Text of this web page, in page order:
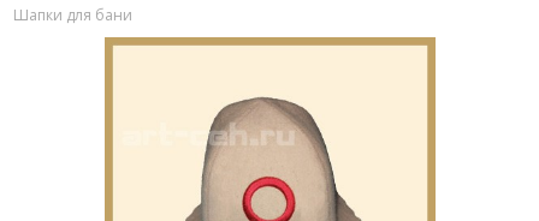
Шапки для бани